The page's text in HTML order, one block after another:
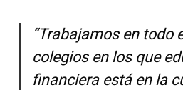
“Trabajamos en todo
colegios en los que
financiera está en la